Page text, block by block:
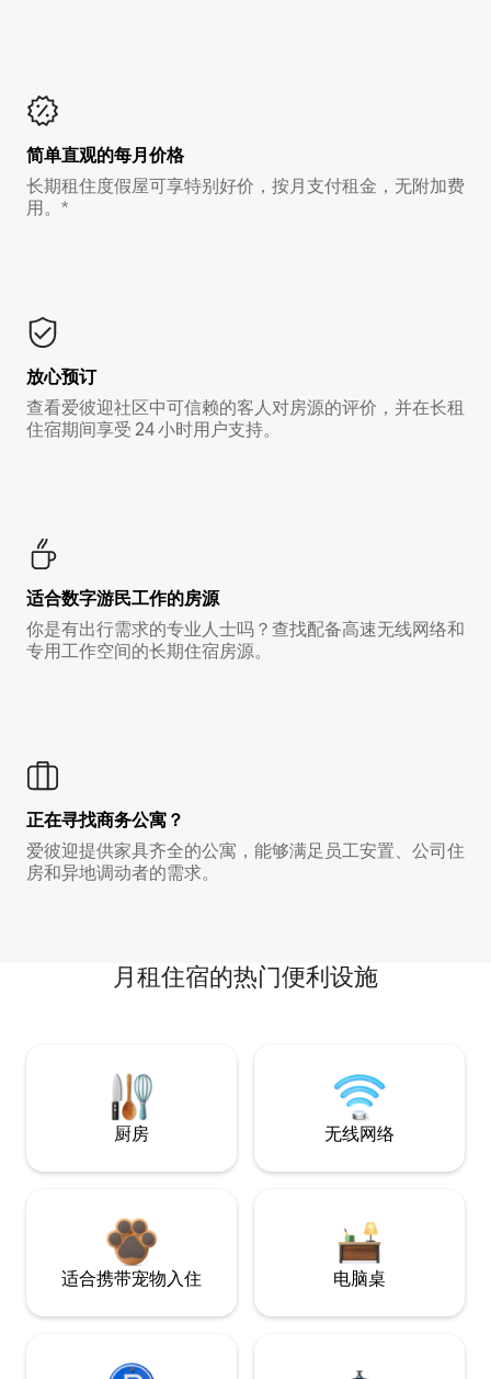
简单直观的每月价格
长期租住度假屋可享特别好价，按月支付租金，无附加费
用。*
放心预订
查看爱彼迎社区中可信赖的客人对房源的评价，并在长租
住宿期间享受 24 小时用户支持。
适合数字游民工作的房源
你是有出行需求的专业人士吗？查找配备高速无线网络和
专用工作空间的长期住宿房源。
正在寻找商务公寓？
爱彼迎提供家具齐全的公寓，能够满足员工安置、公司住
房和异地调动者的需求。
月租住宿的热门便利设施
厨房 无线网络
适合携带宠物入住 电脑桌